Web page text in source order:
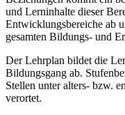
und Lerninhalte dieser
Entwicklungsbereiche ab
gesamten Bildungs- und
Der Lehrplan bildet die
Bildungsgang ab.
Stellen unter alters- bzw.
verortet.